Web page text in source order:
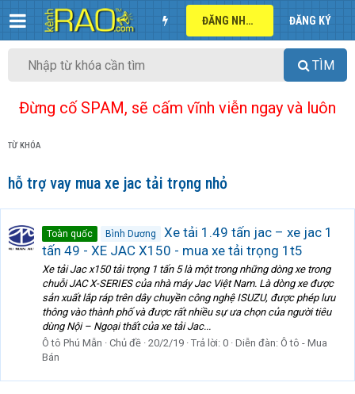
ĐĂNG NHẬP ĐĂNG KÝ
TÌM
Đừng cố SPAM, sẽ cấm vĩnh viễn ngay và luôn
TỪ KHÓA
hỗ trợ vay mua xe jac tải trọng nhỏ
Toàn quốc Bình Dương
Xe tải 1.49 tấn jac – xe jac 1
tấn 49 - XE JAC X150 - mua xe tải trọng 1t5
Xe tải Jac x150 tải trọng 1 tấn 5 là một trong những dòng xe trong
chuỗi JAC X-SERIES của nhà máy Jac Việt Nam. Là dòng xe được
sản xuất lắp ráp trên dây chuyền công nghệ ISUZU, được phép lưu
thông vào thành phố và được rất nhiều sự ưa chọn của người tiêu
dùng Nội – Ngoại thất của xe tải Jac...
Ô tô Phú Mẫn
Chủ đề 20/2/19 Trả lời: 0 Diễn đàn: Ô tô - Mua
Bán